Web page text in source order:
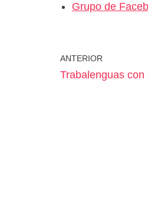
Grupo de
ANTERIOR
Trabalenguas